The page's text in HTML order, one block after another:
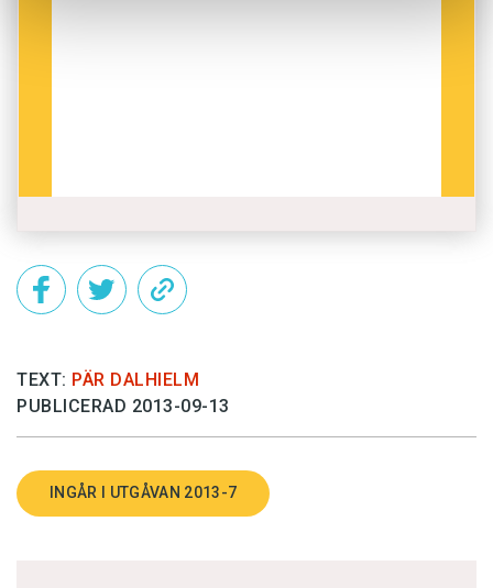
TEXT: PÄR DALHIELM
PUBLICERAD 2013-09-13
INGÅR I UTGÅVAN 2013-7